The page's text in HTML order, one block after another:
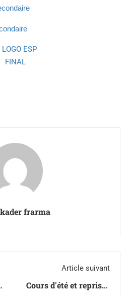
frarma
Article suivant
Cours d'été et reprises